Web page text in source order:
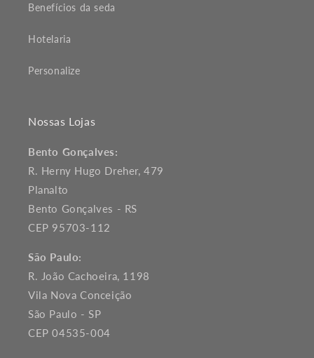
Benefícios da seda
Hotelaria
Personalize
Nossas Lojas
Bento Gonçalves:
R. Herny Hugo Dreher, 479
Planalto
Bento Gonçalves - RS
CEP 95703-112
São Paulo:
R. João Cachoeira, 1198
Vila Nova Conceição
São Paulo - SP
CEP 04535-004